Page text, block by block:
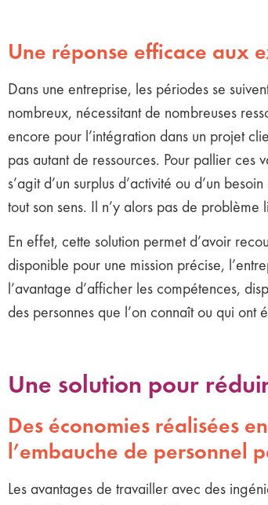
Une réponse efficace aux
Dans une entreprise, les périodes se
nombreux, nécessitant de nombreuses
encore pour l’intégration dans un projet
pas autant de ressources. Pour pallier ces
s’agit d’un surplus d’activité ou d’un
tout son sens. Il n’y alors pas de problème
En effet, cette solution permet d’avoir
disponible pour une mission précise,
l’avantage d’afficher les compétences,
des personnes que l’on connaît ou qui ont
Une solution pour
Des économies réalisées
l’embauche de personnel
Les avantages de travailler avec des